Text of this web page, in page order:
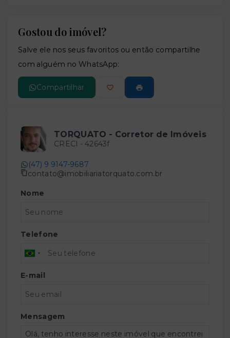
Gostou do imóvel?
Salve ele nos seus favoritos ou então compartilhe
com alguém no WhatsApp:
Compartilhar
TORQUATO - Corretor de Imóveis
CRECI - 42643f
(47) 9 9147-9687
contato@imobiliariatorquato.com.br
Nome
Telefone
E-mail
Mensagem